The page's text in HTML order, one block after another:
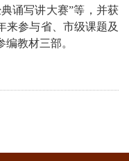
诵写讲大赛”等，并获
来参与省、市级课题及
教材三部。